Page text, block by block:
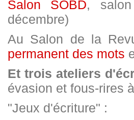
Salon SOBD,
décembre)
Au Salon de la
permanent des mots
Et trois ateliers
évasion et fous-rires
"Jeux d'écriture" :